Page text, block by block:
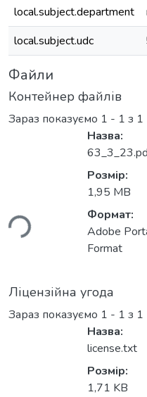
local.subject.department
local.subject.udc
Файли
Контейнер файлів
Зараз показуємо 1 - 1 з 1
Назва:
Розмір:
1,95 MB
Формат:
Adobe
Format
Ліцензійна угода
Зараз показуємо 1 - 1 з 1
Назва:
license.txt
Розмір:
1,71 KB